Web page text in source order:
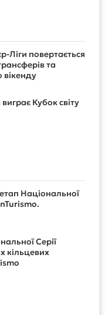
Ліги повертається
та
Кубок світу
Національної
Серії
кільцевих